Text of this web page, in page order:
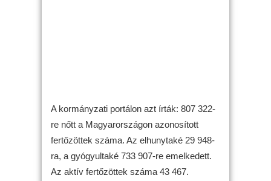
A kormányzati portálon azt írták: 807 322-
re nőtt a Magyarországon azonosított
fertőzöttek száma. Az elhunytaké 29 948-
ra, a gyógyultaké 733 907-re emelkedett.
Az aktív fertőzöttek száma 43 467.